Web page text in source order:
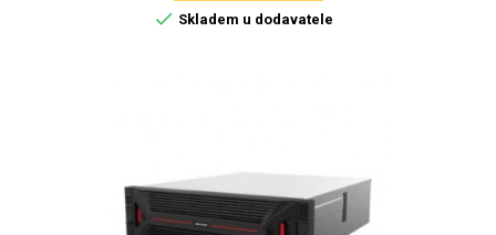
 Skladem u dodavatele